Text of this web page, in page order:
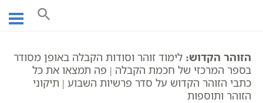
הזוהר הקדוש: לימוד זוהר וסודות הקבלה באופן מסודר
בספר המרכזי של חכמת הקבלה | פה תמצאו את כל
כתבי הזוהר הקדוש על סדר פרשיות השבוע | תיקוני
הזוהר ותוספות